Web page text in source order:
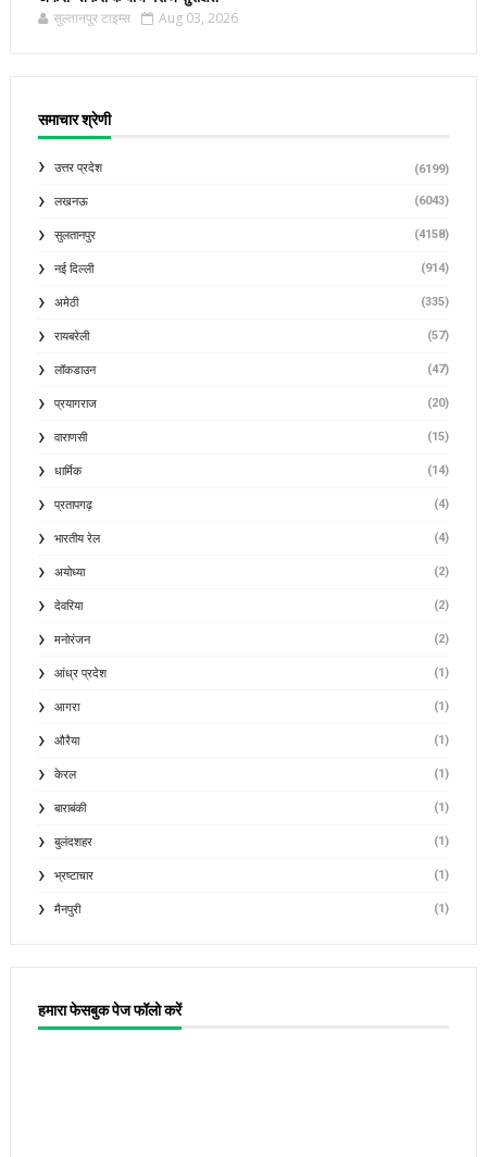
सुल्तानपुर टाइम्स Aug 03, 2026
समाचार श्रेणी
उत्तर प्रदेश (6199)
लखनऊ (6043)
सुलतानपुर (4158)
नई दिल्ली (914)
अमेठी (335)
रायबरेली (57)
लॉकडाउन (47)
प्रयागराज (20)
वाराणसी (15)
धार्मिक (14)
प्रतापगढ़ (4)
भारतीय रेल (4)
अयोध्या (2)
देवरिया (2)
मनोरंजन (2)
आंध्र प्रदेश (1)
आगरा (1)
औरैया (1)
केरल (1)
बाराबंकी (1)
बुलंदशहर (1)
भ्रष्टाचार (1)
मैनपुरी (1)
हमारा फेसबुक पेज फॉलो करें